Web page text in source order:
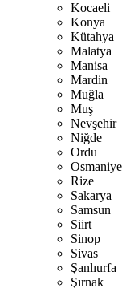
Kocaeli
Konya
Kütahya
Malatya
Manisa
Mardin
Muğla
Muş
Nevşehir
Niğde
Ordu
Osmaniye
Rize
Sakarya
Samsun
Siirt
Sinop
Sivas
Şanlıurfa
Şırnak